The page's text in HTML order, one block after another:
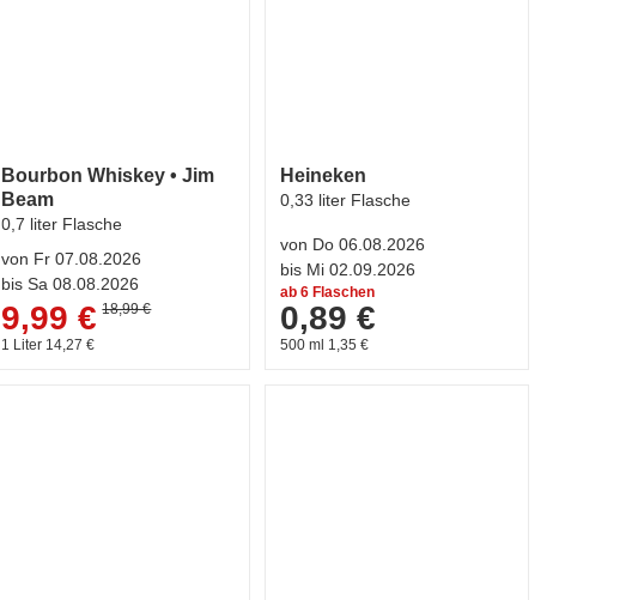
Bourbon Whiskey • Jim
Beam
0,7 liter Flasche
von Fr 07.08.2026
bis Sa 08.08.2026
9,99 € 18,99 €
1 Liter 14,27 €
Heineken
0,33 liter Flasche
von Do 06.08.2026
bis Mi 02.09.2026
ab 6 Flaschen
0,89 €
500 ml 1,35 €